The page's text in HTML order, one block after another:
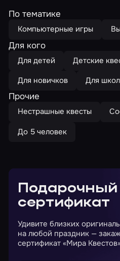
По тематике
Компьютерные игры
Для кого
Для детей Детские
Для новичков
Для
Прочие
Нестрашные квесты
До 5 человек
Подарочный
сертификат
Удивите близких
на любой праздник —
сертификат «Мира